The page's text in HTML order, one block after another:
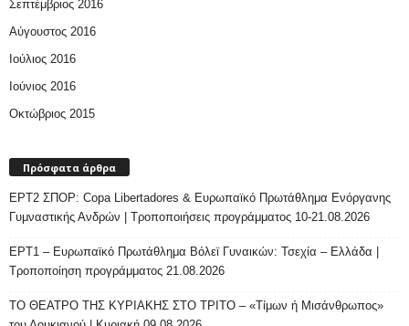
Σεπτέμβριος 2016
Αύγουστος 2016
Ιούλιος 2016
Ιούνιος 2016
Οκτώβριος 2015
Πρόσφατα άρθρα
ΕΡΤ2 ΣΠΟΡ: Copa Libertadores & Ευρωπαϊκό Πρωτάθλημα Ενόργανης
Γυμναστικής Ανδρών | Τροποποιήσεις προγράμματος 10-21.08.2026
ΕΡΤ1 – Ευρωπαϊκό Πρωτάθλημα Βόλεϊ Γυναικών: Τσεχία – Ελλάδα |
Τροποποίηση προγράμματος 21.08.2026
ΤΟ ΘΕΑΤΡΟ ΤΗΣ ΚΥΡΙΑΚΗΣ ΣΤΟ ΤΡΙΤΟ – «Τίμων ή Μισάνθρωπος»